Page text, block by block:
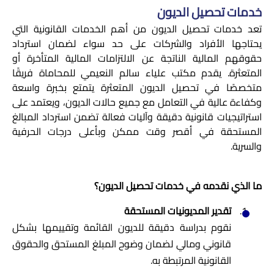
خدمات تحصيل الديون
تعد خدمات تحصيل الديون من أهم الخدمات القانونية التي
يحتاجها الأفراد والشركات على حد سواء لضمان استرداد
حقوقهم المالية الناتجة عن الالتزامات المالية المتأخرة أو
المتعثرة. يقدم مكتب علياء سالم النعيمي للمحاماة فريقًا
متخصصًا في تحصيل الديون المتعثرة يتمتع بخبرة واسعة
وكفاءة عالية في التعامل مع جميع حالات الديون، ويعتمد على
استراتيجيات قانونية دقيقة وآليات فعالة تضمن استرداد المبالغ
المستحقة في أقصر وقت ممكن وبأعلى درجات الحرفية
والسرية.
ما الذي نقدمه في خدمات تحصيل الديون؟
تقدير المديونيات المستحقة
نقوم بدراسة دقيقة للديون القائمة وتقييمها بشكل
قانوني ومالي لضمان وضوح المبلغ المستحق والحقوق
القانونية المرتبطة به.